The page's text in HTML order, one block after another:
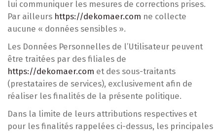
lui communiquer les mesures de corrections prises.
Par ailleurs https://dekomaer.com ne collecte
aucune « données sensibles ».
Les Données Personnelles de l’Utilisateur peuvent
être traitées par des filiales de
https://dekomaer.com et des sous-traitants
(prestataires de services), exclusivement afin de
réaliser les finalités de la présente politique.
Dans la limite de leurs attributions respectives et
pour les finalités rappelées ci-dessus, les principales